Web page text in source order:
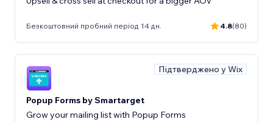
Безкоштовний пробний період 14 дн. 4.8(80)
Підтверджено у Wix
Popup Forms by Smartarget
Grow your mailing list with Popup Forms